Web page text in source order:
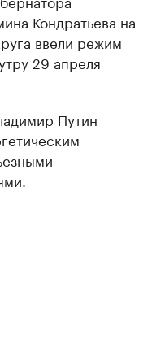
Кондратьева на
ввели режим
29 апреля
Путин